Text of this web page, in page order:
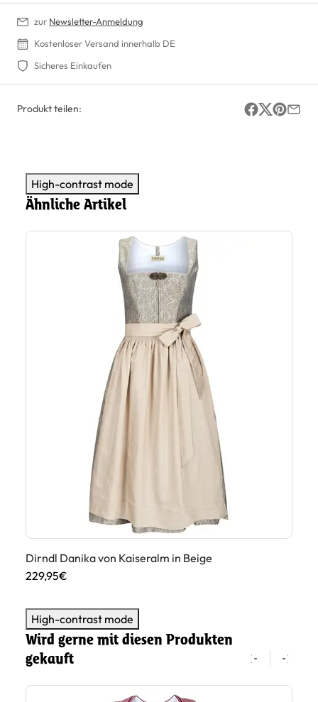
zur Newsletter-Anmeldung
Kostenloser Versand innerhalb DE
Sicheres Einkaufen
Produkt teilen:
High-contrast mode
Ähnliche Artikel
Dirndl Danika von Kaiseralm in Beige
229,95€
High-contrast mode
Wird gerne mit diesen Produkten
gekauft